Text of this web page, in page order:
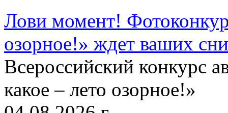
Лови момент!
озорное!» ждет ваших
Всероссийский конкурс
какое – лето озорное!»